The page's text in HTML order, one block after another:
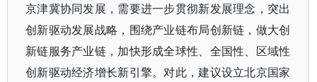
京津冀协同发展，需要进一步贯彻新发展理念，突出
创新驱动发展战略，围绕产业链布局创新链，做大创
新链服务产业链，加快形成全球性、全国性、区域性
创新驱动经济增长新引擎。对此，建议设立北京国家